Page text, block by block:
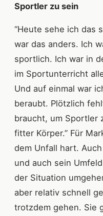
Sportler zu sein
“Heute sehe ich das
war das anders. Ich
sportlich. Ich war in
im Sportunterricht
Und auf einmal war
beraubt. Plötzlich
braucht, um Sportler
fitter Körper.” Für
dem Unfall hart.
und auch sein
der Situation
aber relativ schnell
trotzdem gehen. Sie